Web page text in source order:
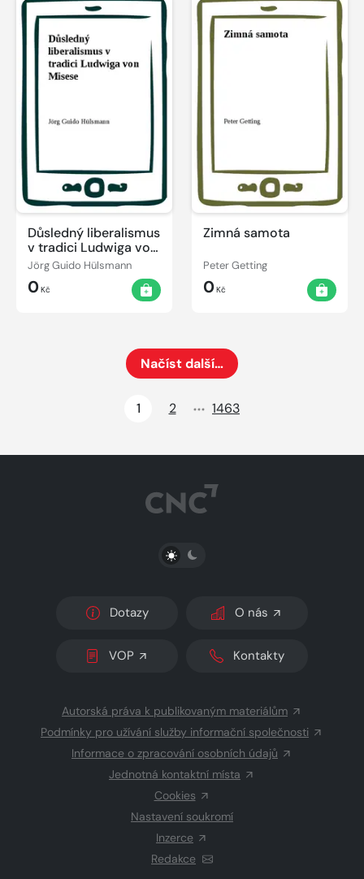
Důsledný liberalismus
v tradici Ludwiga von
Misese
Jörg Guido Hülsmann
0Kč
Zimná samota
Peter Getting
0Kč
Načíst další…
1
2 1463
PŘEPNOUT SVĚTLÝ/TMAVÝ REŽIM
Dotazy O nás
VOP Kontakty
Autorská práva k publikovaným materiálům
Podmínky pro užívání služby informační společnosti
Informace o zpracování osobních údajů
Jednotná kontaktní místa
Cookies
Nastavení soukromí
Inzerce
Redakce